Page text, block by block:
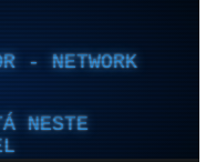
- NETWORK
NESTE